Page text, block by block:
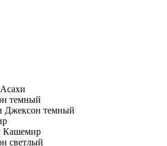
Джексон темный
Кашемир